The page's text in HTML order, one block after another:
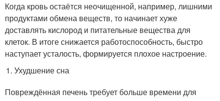
Когда кровь остаётся неочищенной, например, лишними
продуктами обмена веществ, то начинает хуже
доставлять кислород и питательные вещества для
клеток. В итоге снижается работоспособность, быстро
наступает усталость, формируется плохое настроение.
Ухудшение сна
Повреждённая печень требует больше времени для